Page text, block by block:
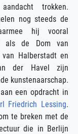
trokken.
nog steeds de
hij vooral
als de Dom van
Halberstadt en
der Havel zijn
kunstenaarschap.
een opdracht in
Friedrich Lessing.
te breken met de
die in Berlijn